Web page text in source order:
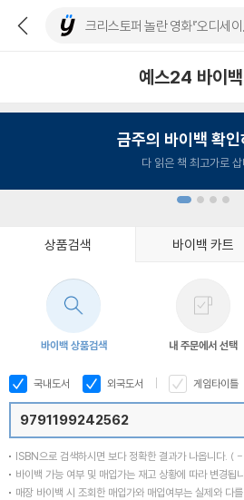
예스24 바이백
금주의 바이백 확
다 읽은 책 최고가로
상품검색 바이백 카트
바이백 상품검색 내 주문에서 선택
국내도서 외국도서 게임타이틀
ISBN으로 검색하시면 보다 정확한 결과가 나옵니다. ( -
바이백 가능 여부 및 매입가는 재고 상황에 따라 변경됩
매장 바이백 시 조회한 매입가와 매입여부는 실제와 다